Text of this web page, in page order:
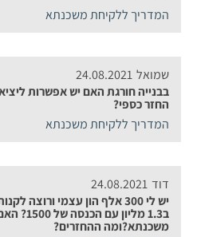
המדריך ללקיחת משכנתא
שמואל 24.08.2021
בבנייה חורגת האם יש אפשרות
החזר כספי?
המדריך ללקיחת משכנתא
דוד 24.08.2021
יש לי 300 אלף הון עצמי ורוצה
ב1.3 מליון עם
משכנתא?ומה ההחזרים?